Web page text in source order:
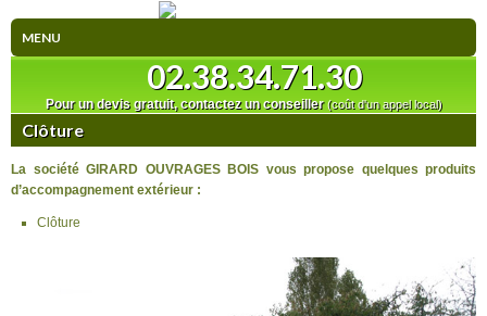
MENU
HISTORIQUE
ÉQUIPE ET MOYENS MATÉRIELS
POURQUOI CONSTRUIRE EN BOIS ?
QU'EST-CE QUE LA NORME RT 2012 ?
02.38.34.71.30
Pour un devis gratuit, contactez un conseiller (coût d'un appel local)
Clôture
La société GIRARD OUVRAGES BOIS vous propose quelques produits
d’accompagnement extérieur :
Clôture